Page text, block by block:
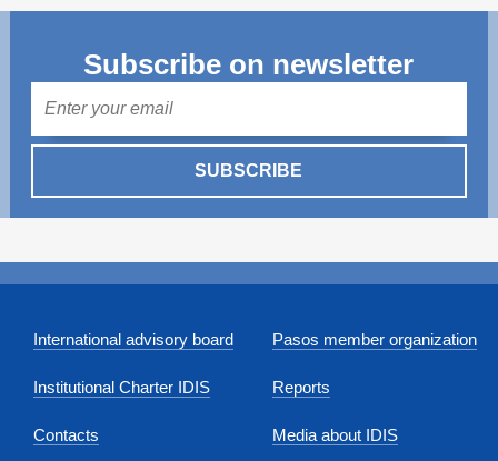
Subscribe on newsletter
SUBSCRIBE
International advisory board
Institutional Charter IDIS
Contacts
Pasos member organization
Reports
Media about IDIS